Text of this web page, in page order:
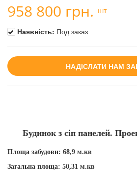
958 800 грн. шт
Наявність: Под заказ
НАДІСЛАТИ НАМ
Будинок з сіп панелей.
Площа забудови: 68,9 м.кв
Загальна площа: 50,31 м.кв